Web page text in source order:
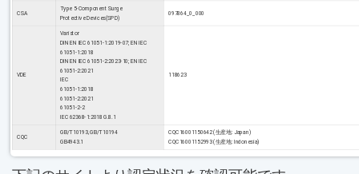
CSA
Type 5-Component Surge
Protective Devices(SPD)
097864_0_000
VDE
Varistor
DIN EN IEC 61051-1:2019-07; EN IEC
61051-1:2018
DIN EN IEC 61051-2:2023-10; EN IEC
61051-2:2021
IEC
61051-1:2018
61051-2:2021
61051-2-2
IEC 62368-1:2018 G.8.1
118623
CQC
GB/T10193, GB/T10194
GB4943.1
CQC16001150642 (生産地: Japan)
CQC16001152993 (生産地: Indonesia)